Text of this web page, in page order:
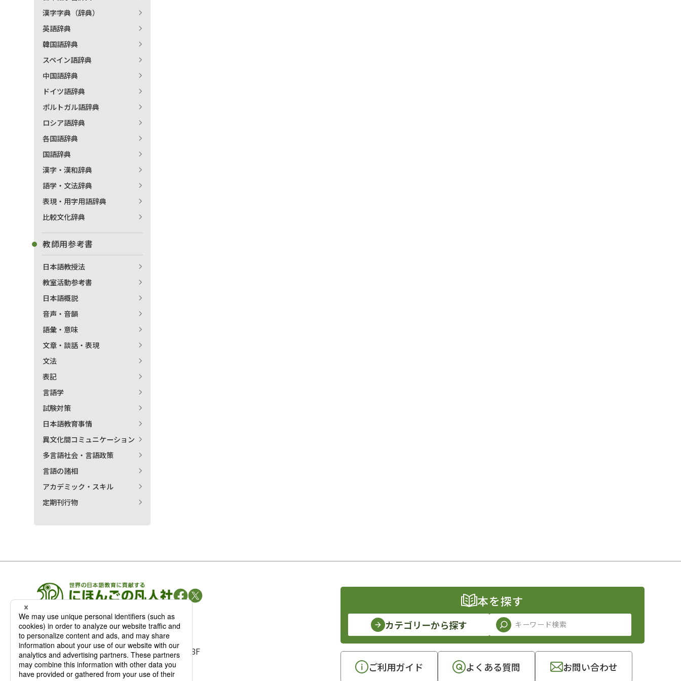
漢字字典（辞典）
英語辞典
韓国語辞典
スペイン語辞典
中国語辞典
ドイツ語辞典
ポルトガル語辞典
ロシア語辞典
各国語辞典
国語辞典
漢字・漢和辞典
語学・文法辞典
表現・用字用語辞典
比較文化辞典
教師用参考書
日本語教授法
教室活動参考書
日本語概説
音声・音韻
語彙・意味
文章・談話・表現
文法
表記
言語学
試験対策
日本語教育事情
異文化間コミュニケーション
多言語社会・言語政策
言語の諸相
アカデミック・スキル
定期刊行物
凡人社の出版情報
〒102-0093 東京都千代田区平河町 1-3-13 8F
TEL：03-3263-3959／FAX：03-3263-3116
本を探す
カテゴリーから探す
ご利用ガイド よくある質問 お問い合わせ